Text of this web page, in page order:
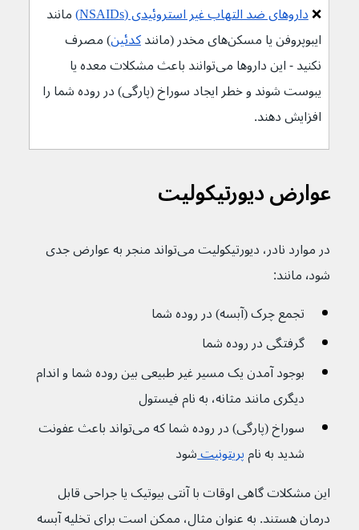
❌ داروهای ضد التهاب غیر استروئیدی (NSAIDs)
مانند
ایبوپروفن یا مسکن‌های مخدر (مانند
کدئین) مصرف
نکنید - این داروها می‌توانند باعث مشکلات معده یا
یبوست شوند و خطر ایجاد سوراخ (پارگی) در روده شما را
افزایش دهند.
عوارض دیورتیکولیت
در موارد نادر، دیورتیکولیت می‌تواند منجر به عوارض جدی
شود٬ مانند:
تجمع چرک (آبسه) در روده شما
گرفتگی در روده شما
بوجود آمدن یک مسیر غیر طبیعی بین روده شما و اندام
دیگری مانند مثانه، به نام فیستول
سوراخ (پارگی) در روده شما که می‌تواند باعث عفونت
شدید به نام پریتونیت شود
این مشکلات گاهی اوقات با آنتی بیوتیک یا جراحی قابل
درمان هستند. به عنوان مثال، ممکن است برای تخلیه آبسه